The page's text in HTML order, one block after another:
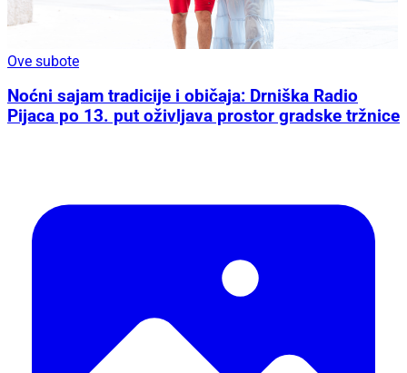
Ove subote
Noćni sajam tradicije i običaja: Drniška Radio
Pijaca po 13. put oživljava prostor gradske tržnice